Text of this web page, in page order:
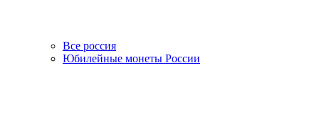
Все россия
Юбилейные монеты России